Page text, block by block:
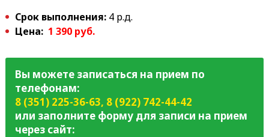
Срок выполнения:4 р.д.
Цена: 1 390 руб.
Вы можете записаться на прием по
телефонам:
8 (351) 225-36-63, 8 (922) 742-44-42
или заполните форму для записи на прием
через сайт: